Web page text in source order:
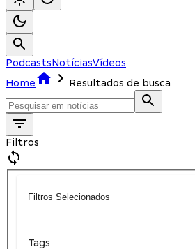
PodcastsNotíciasVídeos
Home
Resultados de busca
Filtros
Filtros Selecionados
Tags